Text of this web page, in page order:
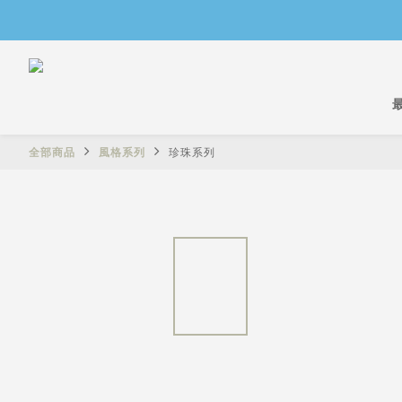
全部商品 風格系列 珍珠系列